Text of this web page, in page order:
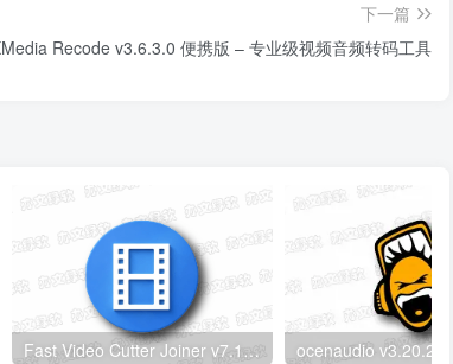
下一篇
Recode v3.6.3.0 便携版 – 专业级视频音频转码工具
Fast Video Cutter Joiner v7.1.7.0 多语便携版 – 无损视频剪切合并工具